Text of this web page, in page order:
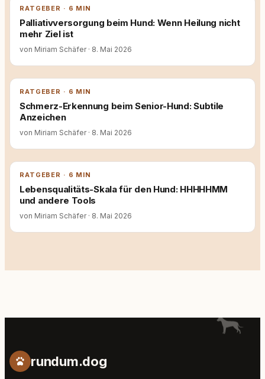
RATGEBER · 6 MIN
Palliativversorgung beim Hund: Wenn Heilung nicht
mehr Ziel ist
von Miriam Schäfer · 8. Mai 2026
RATGEBER · 6 MIN
Schmerz-Erkennung beim Senior-Hund: Subtile
Anzeichen
von Miriam Schäfer · 8. Mai 2026
RATGEBER · 6 MIN
Lebensqualitäts-Skala für den Hund: HHHHHMM
und andere Tools
von Miriam Schäfer · 8. Mai 2026
rundum.dog